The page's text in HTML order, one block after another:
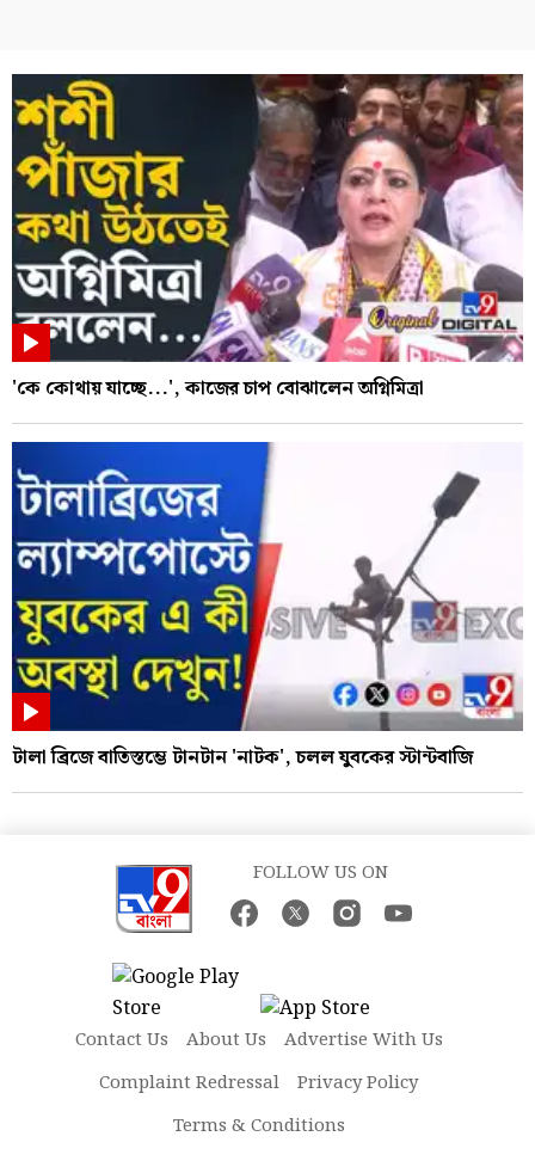
'কে কোথায় যাচ্ছে...', কাজের চাপ বোঝালেন অগ্নিমিত্রা
টালা ব্রিজে বাতিস্তম্ভে টানটান 'নাটক', চলল যুবকের স্টান্টবাজি
FOLLOW US ON
Contact Us About Us
Advertise With Us
Complaint Redressal
Privacy Policy
Terms & Conditions